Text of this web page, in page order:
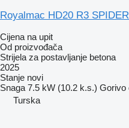
Royalmac HD20 R3
Cijena na upit
Od proizvođača
Strijela za postavljanje betona
2025
Stanje novi
Snaga 7.5 kW (10.2 k.s.) Gorivo
Turska